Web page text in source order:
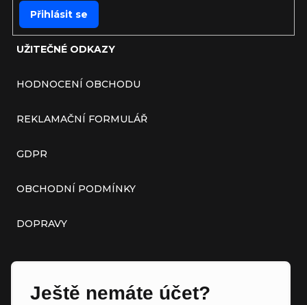
UŽITEČNÉ ODKAZY
HODNOCENÍ OBCHODU
REKLAMAČNÍ FORMULÁŘ
GDPR
OBCHODNÍ PODMÍNKY
DOPRAVY
Ještě nemáte účet?
Přihlásit se